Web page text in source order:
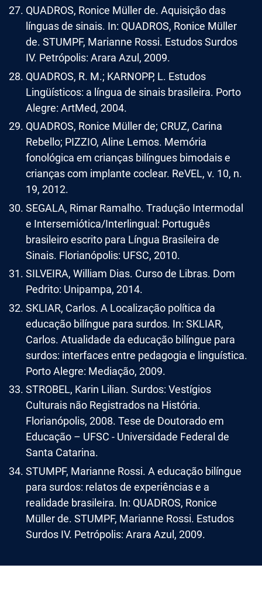
QUADROS, Ronice Müller de. Aquisição das
línguas de sinais. In: QUADROS, Ronice Müller
de. STUMPF, Marianne Rossi. Estudos Surdos
IV. Petrópolis: Arara Azul, 2009.
QUADROS, R. M.; KARNOPP, L. Estudos
Lingüísticos: a língua de sinais brasileira. Porto
Alegre: ArtMed, 2004.
QUADROS, Ronice Müller de; CRUZ, Carina
Rebello; PIZZIO, Aline Lemos. Memória
fonológica em crianças bilíngues bimodais e
crianças com implante coclear. ReVEL, v. 10, n.
19, 2012.
SEGALA, Rimar Ramalho. Tradução Intermodal
e Intersemiótica/Interlingual: Português
brasileiro escrito para Língua Brasileira de
Sinais. Florianópolis: UFSC, 2010.
SILVEIRA, William Dias. Curso de Libras. Dom
Pedrito: Unipampa, 2014.
SKLIAR, Carlos. A Localização política da
educação bilíngue para surdos. In: SKLIAR,
Carlos. Atualidade da educação bilíngue para
surdos: interfaces entre pedagogia e linguística.
Porto Alegre: Mediação, 2009.
STROBEL, Karin Lilian. Surdos: Vestígios
Culturais não Registrados na História.
Florianópolis, 2008. Tese de Doutorado em
Educação – UFSC - Universidade Federal de
Santa Catarina.
STUMPF, Marianne Rossi. A educação bilíngue
para surdos: relatos de experiências e a
realidade brasileira. In: QUADROS, Ronice
Müller de. STUMPF, Marianne Rossi. Estudos
Surdos IV. Petrópolis: Arara Azul, 2009.